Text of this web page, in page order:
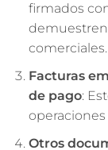
firmados
demuestren
comerciales.
Facturas
de pago:
Otros